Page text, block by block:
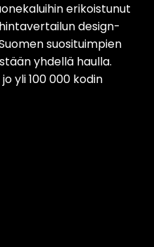
erikoistunut
design-
suosituimpien
yhdellä haulla.
yli 100 000 kodin